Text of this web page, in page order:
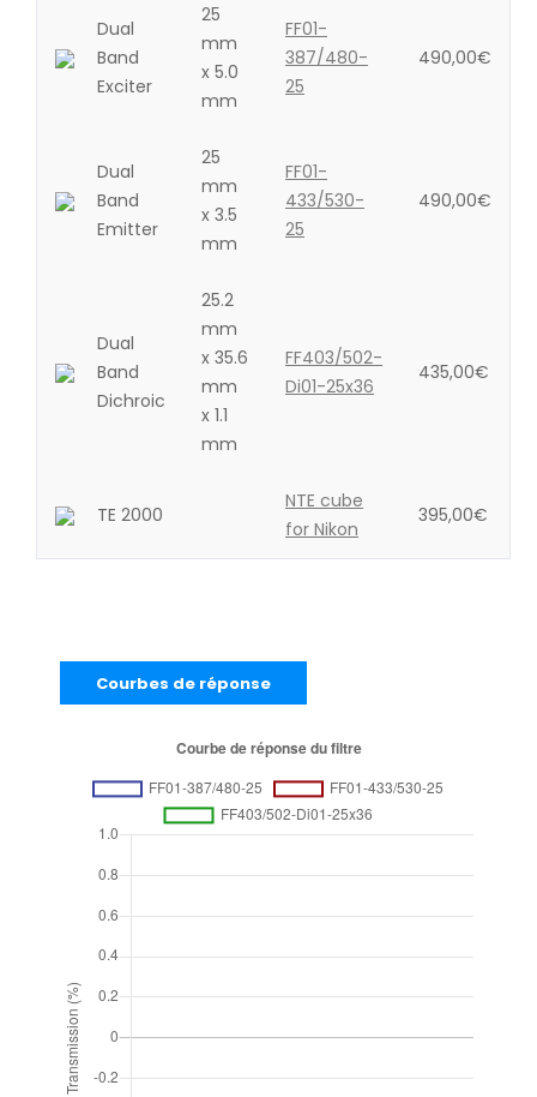
Dual
Band
Exciter
25
mm
x 5.0
mm
FF01-
387/480-
25
490,00€
Dual
Band
Emitter
25
mm
x 3.5
mm
FF01-
433/530-
25
490,00€
Dual
Band
Dichroic
25.2
mm
x 35.6
mm
x 1.1
mm
FF403/502-
Di01-25x36
435,00€
TE 2000
NTE cube
for Nikon
395,00€
Courbes de réponse